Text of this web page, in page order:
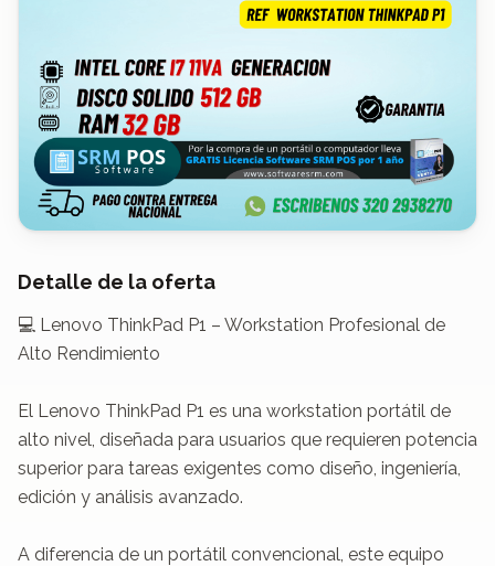
Detalle de la oferta
💻 Lenovo ThinkPad P1 – Workstation Profesional de
Alto Rendimiento
El Lenovo ThinkPad P1 es una workstation portátil de
alto nivel, diseñada para usuarios que requieren potencia
superior para tareas exigentes como diseño, ingeniería,
edición y análisis avanzado.
A diferencia de un portátil convencional, este equipo